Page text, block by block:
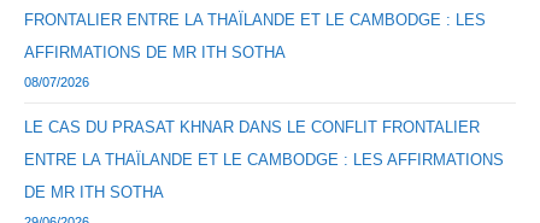
FRONTALIER ENTRE LA THAÏLANDE ET LE CAMBODGE : LES
AFFIRMATIONS DE MR ITH SOTHA
08/07/2026
LE CAS DU PRASAT KHNAR DANS LE CONFLIT FRONTALIER
ENTRE LA THAÏLANDE ET LE CAMBODGE : LES AFFIRMATIONS
DE MR ITH SOTHA